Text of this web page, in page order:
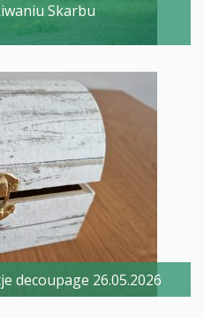
Skarbu
decoupage 26.05.2026